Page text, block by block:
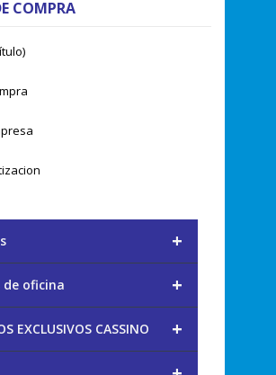
COMPRA
+
+
oficina
+
EXCLUSIVOS CASSINO